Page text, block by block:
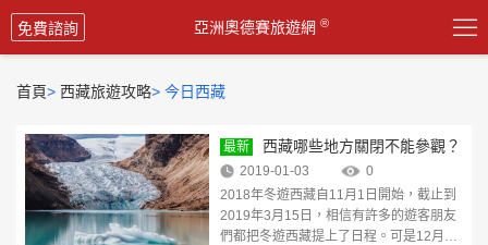

免費諮詢 亞洲奧德賽旅遊網 ®
首頁> 西藏旅遊攻略> 今日西藏
最新 西藏哪些地方關閉不能參觀？
2019-01-03
0
2018年冬遊西藏自11月1日開始，截止到
2019年3月15日，相信有許多的遊客朋友
們都把冬遊西藏提上了日程。可是12月初